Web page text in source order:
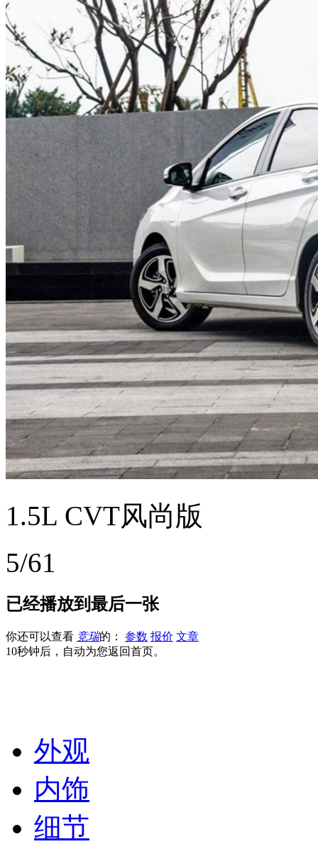
1.5L CVT风尚版
5/61
已经播放到最后一张
你还可以查看 竞瑞的： 参数 报价 文章
10秒钟后，自动为您返回首页。
外观
内饰
细节